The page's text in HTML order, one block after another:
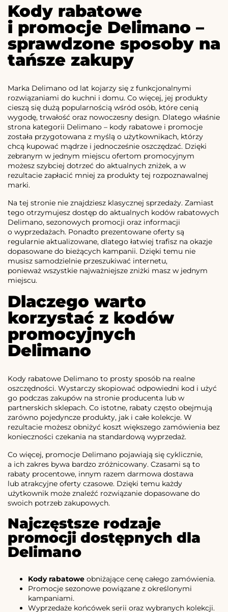
Kody rabatowe
i promocje Delimano –
sprawdzone sposoby na
tańsze zakupy
Marka Delimano od lat kojarzy się z funkcjonalnymi
rozwiązaniami do kuchni i domu. Co więcej, jej produkty
cieszą się dużą popularnością wśród osób, które cenią
wygodę, trwałość oraz nowoczesny design. Dlatego właśnie
strona kategorii Delimano – kody rabatowe i promocje
została przygotowana z myślą o użytkownikach, którzy
chcą kupować mądrze i jednocześnie oszczędzać. Dzięki
zebranym w jednym miejscu ofertom promocyjnym
możesz szybciej dotrzeć do aktualnych zniżek, a w
rezultacie zapłacić mniej za produkty tej rozpoznawalnej
marki.
Na tej stronie nie znajdziesz klasycznej sprzedaży. Zamiast
tego otrzymujesz dostęp do aktualnych kodów rabatowych
Delimano, sezonowych promocji oraz informacji
o wyprzedażach. Ponadto prezentowane oferty są
regularnie aktualizowane, dlatego łatwiej trafisz na okazje
dopasowane do bieżących kampanii. Dzięki temu nie
musisz samodzielnie przeszukiwać internetu,
ponieważ wszystkie najważniejsze zniżki masz w jednym
miejscu.
Dlaczego warto
korzystać z kodów
promocyjnych
Delimano
Kody rabatowe Delimano to prosty sposób na realne
oszczędności. Wystarczy skopiować odpowiedni kod i użyć
go podczas zakupów na stronie producenta lub w
partnerskich sklepach. Co istotne, rabaty często obejmują
zarówno pojedyncze produkty, jak i całe kolekcje. W
rezultacie możesz obniżyć koszt większego zamówienia bez
konieczności czekania na standardową wyprzedaż.
Co więcej, promocje Delimano pojawiają się cyklicznie,
a ich zakres bywa bardzo zróżnicowany. Czasami są to
rabaty procentowe, innym razem darmowa dostawa
lub atrakcyjne oferty czasowe. Dzięki temu każdy
użytkownik może znaleźć rozwiązanie dopasowane do
swoich potrzeb zakupowych.
Najczęstsze rodzaje
promocji dostępnych dla
Delimano
Kody rabatowe obniżające cenę całego zamówienia.
Promocje sezonowe powiązane z określonymi
kampaniami.
Wyprzedaże końcówek serii oraz wybranych kolekcji.